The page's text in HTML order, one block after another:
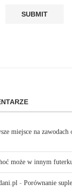
miejsce na
może w innym
- Porównanie